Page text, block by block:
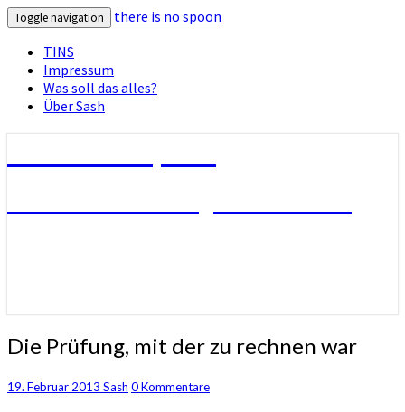
Toggle navigation
there is no spoon
TINS
Impressum
Was soll das alles?
Über Sash
Die
Prüfung,
der
Die Prüfung, mit der zu rechnen war
19. Februar 2013 Sash Kommentare
0 Kommentare